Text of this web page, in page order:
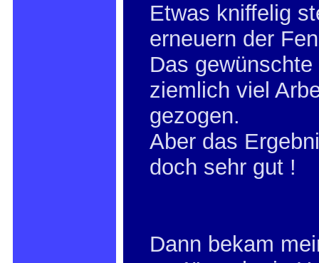
Etwas kniffelig
erneuern der
Das
ziemlich viel
gezogen.
Aber das
doch sehr gut !
Dann bekam